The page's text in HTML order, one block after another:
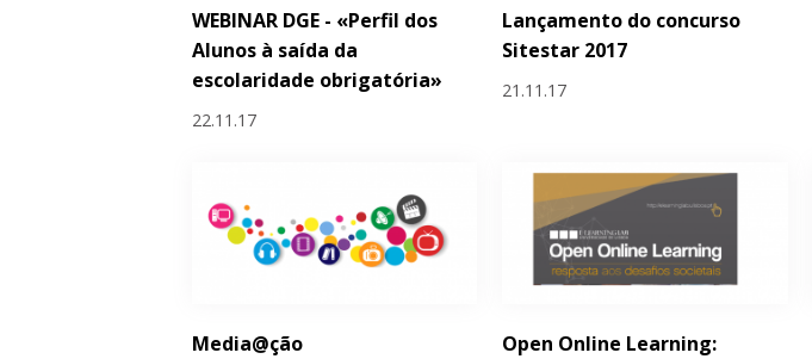
WEBINAR DGE - «Perfil dos
Alunos à saída da
escolaridade obrigatória»
22.11.17
Lançamento do concurso
Sitestar 2017
21.11.17
Media@ção
Open Online Learning: